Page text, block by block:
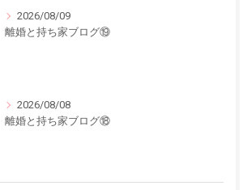
2026/08/09
離婚と持ち家ブログ⑲
2026/08/08
離婚と持ち家ブログ⑱